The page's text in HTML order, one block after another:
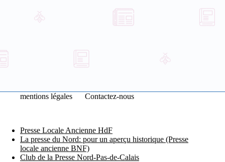
mentions légales Contactez-nous
Presse Locale Ancienne HdF
La presse du Nord: pour un aperçu historique (Presse
locale ancienne BNF)
Club de la Presse Nord-Pas-de-Calais